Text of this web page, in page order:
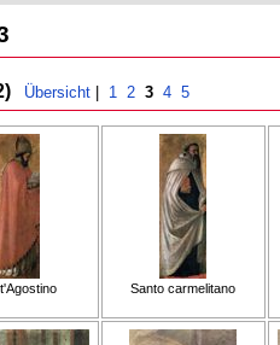
Übersicht 1 2 3 4 5
Santo carmelitano